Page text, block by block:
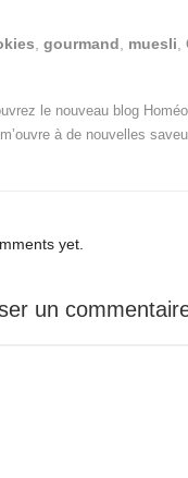
gourmand muesli
le nouveau blog
à de nouvelles
yet.
un